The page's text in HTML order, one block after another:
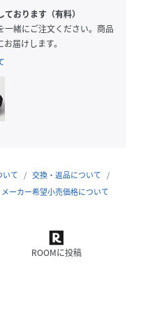
ュラーフィットシルエッ
合したラウンドからタウ
る1枚です。
ポリウレタン15% リブ：ポ
イロン1%,ポリウレタン1%
能です。
おります（有料）
一緒にご注文ください。商品
届けします。
いて
交換・返品について
メーカー希望小売価格について
ROOMに投稿